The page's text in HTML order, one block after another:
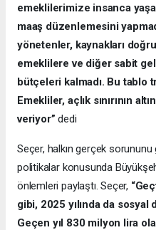
emeklilerimize insanca
maaş düzenlemesini
yönetenler, kaynakları
emeklilere ve diğer sabit
bütçeleri kalmadı. Bu tablo
Emekliler, açlık sınırının
veriyor” dedi
Seçer, halkın gerçek
politikalar konusunda
önlemleri paylaştı. Seçer,
gibi, 2025 yılında da sosyal
Geçen yıl 830 milyon lira